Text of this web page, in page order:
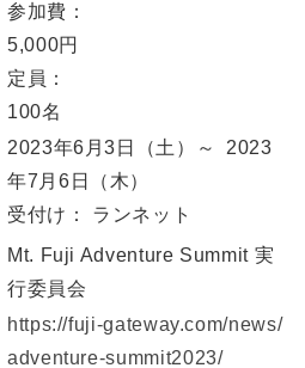
参加費：
5,000円
定員：
100名
2023年6月3日 （土）
～ 2023
年7月6日
（木）
受付け： ランネット
Mt. Fuji Adventure Summit 実
⾏委員会
https://fuji-gateway.com/news/
adventure-summit2023/